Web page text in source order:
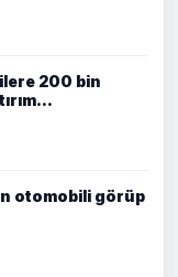
200 bin
otomobili görüp